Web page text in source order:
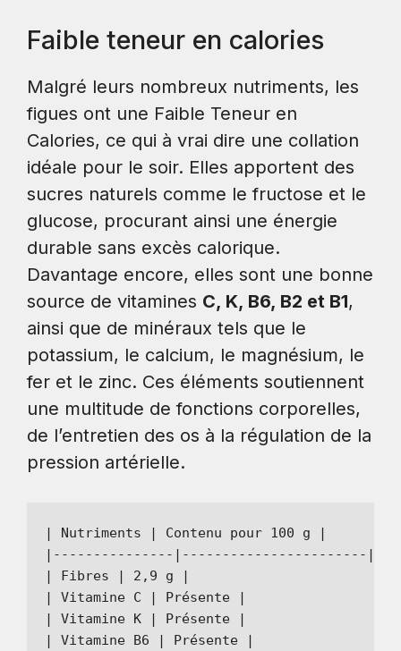
Faible teneur en calories
Malgré leurs nombreux nutriments, les
figues ont une Faible Teneur en
Calories, ce qui à vrai dire une collation
idéale pour le soir. Elles apportent des
sucres naturels comme le fructose et le
glucose, procurant ainsi une énergie
durable sans excès calorique.
Davantage encore, elles sont une bonne
source de vitamines C, K, B6, B2 et B1,
ainsi que de minéraux tels que le
potassium, le calcium, le magnésium, le
fer et le zinc. Ces éléments soutiennent
une multitude de fonctions corporelles,
de l’entretien des os à la régulation de la
pression artérielle.
| Nutriments | Contenu pour 100 g |
|---------------|-----------------------|
| Fibres | 2,9 g |
| Vitamine C | Présente |
| Vitamine K | Présente |
| Vitamine B6 | Présente |